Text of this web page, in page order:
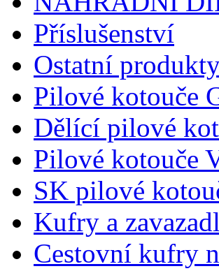
Příslušenství
Ostatní
Pilové kotouče
Dělící pilové
Pilové kotouče
SK pilové
Kufry a
Cestovní kufry